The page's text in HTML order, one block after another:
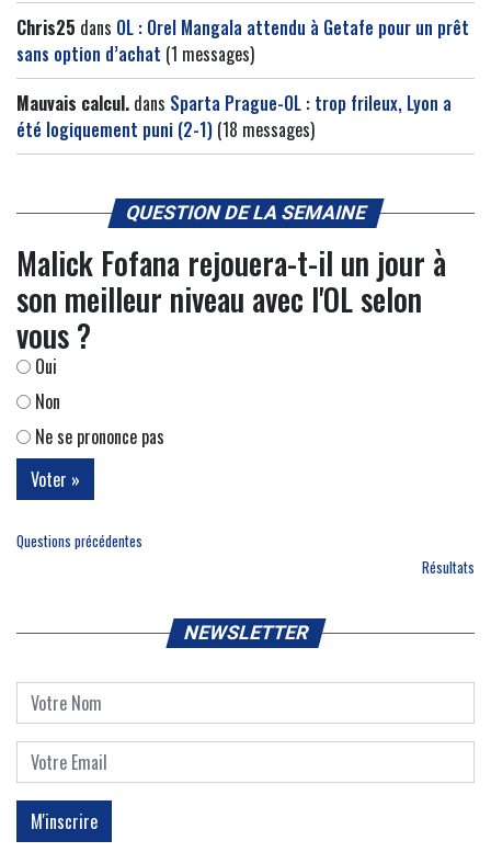
Chris25 dans OL : Orel Mangala attendu à Getafe pour un prêt
sans option d’achat (1 messages)
Mauvais calcul. dans Sparta Prague-OL : trop frileux, Lyon a
été logiquement puni (2-1) (18 messages)
QUESTION DE LA SEMAINE
Malick Fofana rejouera-t-il un jour à
son meilleur niveau avec l'OL selon
vous ?
Oui
Non
Ne se prononce pas
Questions précédentes
Résultats
NEWSLETTER